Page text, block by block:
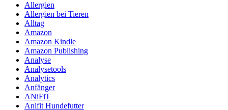
Allergien
Allergien bei Tieren
Alltag
Amazon
Amazon Kindle
Amazon Publishing
Analyse
Analysetools
Analytics
Anfänger
ANiFiT
Anifit Hundefutter